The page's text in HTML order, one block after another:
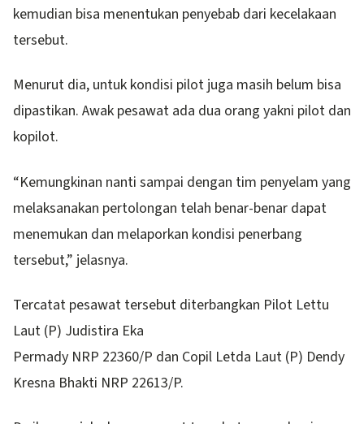
kemudian bisa menentukan penyebab dari kecelakaan
tersebut.
Menurut dia, untuk kondisi pilot juga masih belum bisa
dipastikan. Awak pesawat ada dua orang yakni pilot dan
kopilot.
“Kemungkinan nanti sampai dengan tim penyelam yang
melaksanakan pertolongan telah benar-benar dapat
menemukan dan melaporkan kondisi penerbang
tersebut,” jelasnya.
Tercatat pesawat tersebut diterbangkan Pilot Lettu
Laut (P) Judistira Eka
Permady NRP 22360/P dan Copil Letda Laut (P) Dendy
Kresna Bhakti NRP 22613/P.